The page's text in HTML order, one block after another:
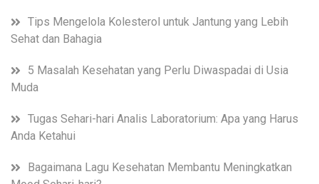
Tips Mengelola Kolesterol untuk Jantung yang Lebih
Sehat dan Bahagia
5 Masalah Kesehatan yang Perlu Diwaspadai di Usia
Muda
Tugas Sehari-hari Analis Laboratorium: Apa yang Harus
Anda Ketahui
Bagaimana Lagu Kesehatan Membantu Meningkatkan